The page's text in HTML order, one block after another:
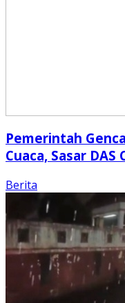
Pemerintah
Cuaca, Sasar
Berita